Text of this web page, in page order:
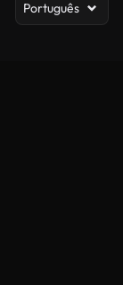
Português